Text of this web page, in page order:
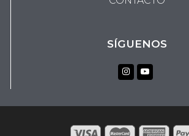
SÍGUENOS
InstagramYoutube